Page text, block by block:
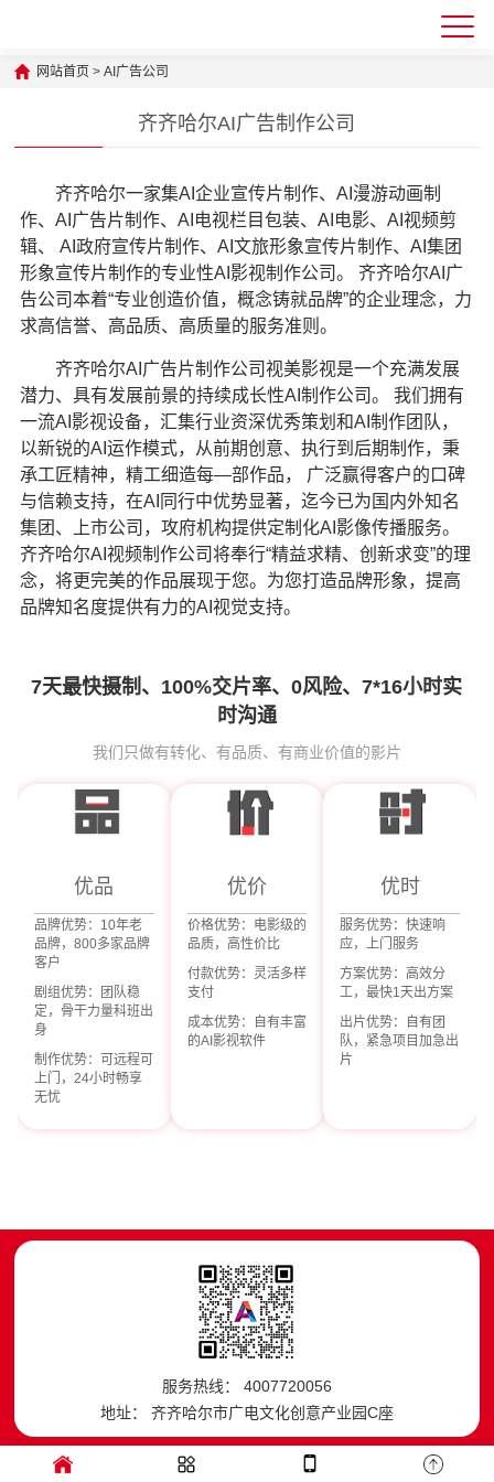
网站首页 >AI广告公司
齐齐哈尔AI广告制作公司
齐齐哈尔一家集AI企业宣传片制作、AI漫游动画制
作、AI广告片制作、AI电视栏目包装、AI电影、AI视频剪
辑、 AI政府宣传片制作、AI文旅形象宣传片制作、AI集团
形象宣传片制作的专业性AI影视制作公司。 齐齐哈尔AI广
告公司本着“专业创造价值，概念铸就品牌”的企业理念，力
求高信誉、高品质、高质量的服务准则。
齐齐哈尔AI广告片制作公司 视美影视是一个充满发展
潜力、具有发展前景的持续成长性AI制作公司。 我们拥有
一流AI影视设备，汇集行业资深优秀策划和AI制作团队，
以新锐的AI运作模式，从前期创意、执行到后期制作，秉
承工匠精神，精工细造每—部作品， 广泛赢得客户的口碑
与信赖支持，在AI同行中优势显著，迄今已为国内外知名
集团、上市公司，攻府机构提供定制化AI影像传播服务。
齐齐哈尔AI视频制作公司将奉行“精益求精、创新求变”的理
念，将更完美的作品展现于您。为您打造品牌形象，提高
品牌知名度提供有力的AI视觉支持。
7天最快摄制、100%交片率、0风险、7*16小时实
时沟通
我们只做有转化、有品质、有商业价值的影片
优品
品牌优势：10年老
品牌，800多家品牌
客户
剧组优势：团队稳
定，骨干力量科班出
身
制作优势：可远程可
上门，24小时畅享
无忧
优价
价格优势：电影级的
品质，高性价比
付款优势：灵活多样
支付
成本优势：自有丰富
的AI影视软件
优时
服务优势：快速响
应，上门服务
方案优势：高效分
工，最快1天出方案
出片优势：自有团
队，紧急项目加急出
片
服务热线： 4007720056
地址： 齐齐哈尔市广电文化创意产业园C座